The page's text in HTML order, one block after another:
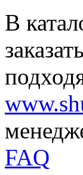
В
FAQ